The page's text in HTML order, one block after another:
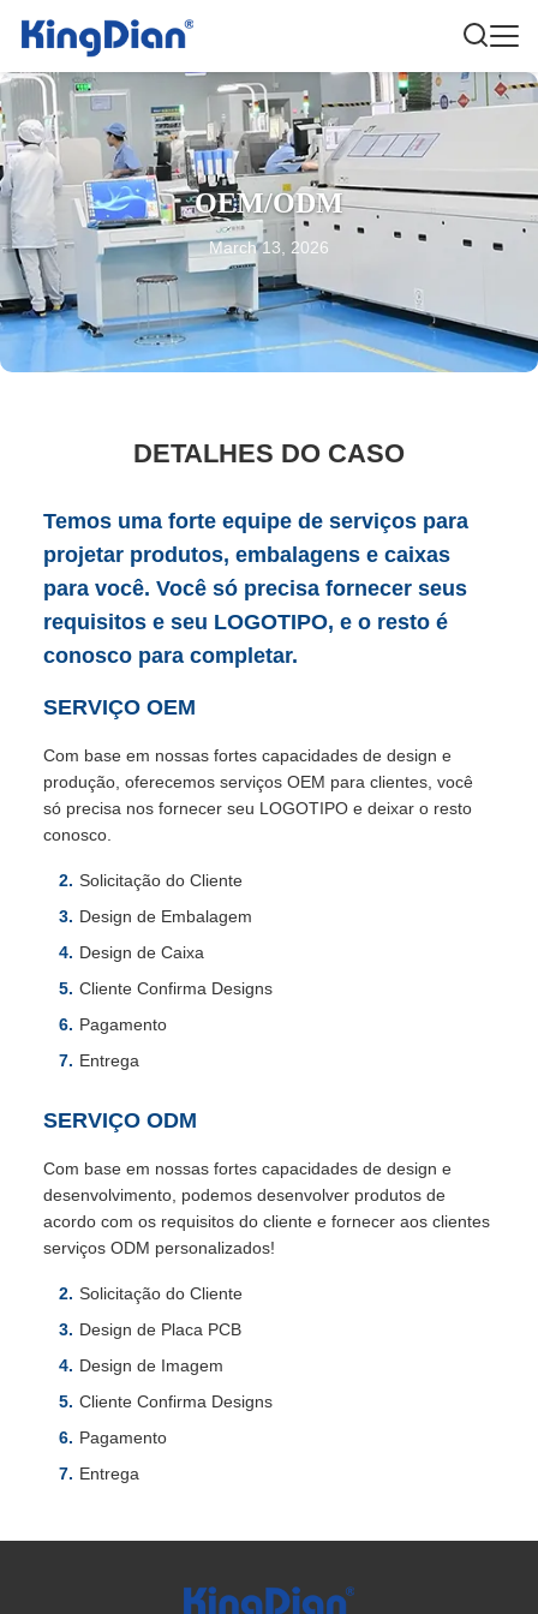
OEM/ODM
March 13, 2026
DETALHES DO CASO
Temos uma forte equipe de serviços para
projetar produtos, embalagens e caixas
para você. Você só precisa fornecer seus
requisitos e seu LOGOTIPO, e o resto é
conosco para completar.
SERVIÇO OEM
Com base em nossas fortes capacidades de design e
produção, oferecemos serviços OEM para clientes, você
só precisa nos fornecer seu LOGOTIPO e deixar o resto
conosco.
Solicitação do Cliente
Design de Embalagem
Design de Caixa
Cliente Confirma Designs
Pagamento
Entrega
SERVIÇO ODM
Com base em nossas fortes capacidades de design e
desenvolvimento, podemos desenvolver produtos de
acordo com os requisitos do cliente e fornecer aos clientes
serviços ODM personalizados!
Solicitação do Cliente
Design de Placa PCB
Design de Imagem
Cliente Confirma Designs
Pagamento
Entrega